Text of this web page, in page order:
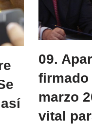
09.
firmado
marzo
vital